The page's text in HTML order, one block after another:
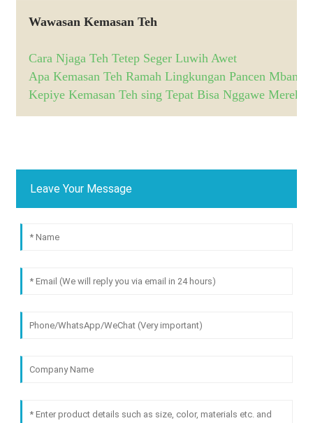
Wawasan Kemasan Teh
Cara Njaga Teh Tetep Seger Luwih Awet
Apa Kemasan Teh Ramah Lingkungan Pancen Mbantu
Kepiye Kemasan Teh sing Tepat Bisa Nggawe Merek
Leave Your Message